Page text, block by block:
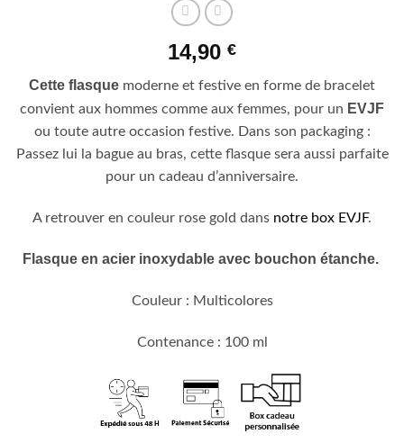
14,90 €
Cette flasque moderne et festive en forme de bracelet
convient aux hommes comme aux femmes, pour un EVJF
ou toute autre occasion festive. Dans son packaging :
Passez lui la bague au bras, cette flasque sera aussi parfaite
pour un cadeau d’anniversaire.
A retrouver en couleur rose gold dans notre box EVJF.
Flasque en acier inoxydable avec bouchon étanche.
Couleur : Multicolores
Contenance : 100 ml